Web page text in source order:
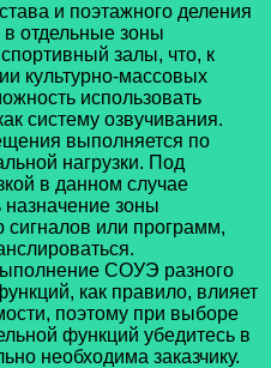
и поэтажного деления
отдельные зоны
залы, что, к
культурно-массовых
использовать
систему озвучивания.
выполняется по
нагрузки. Под
в данном случае
назначение зоны
или программ,
СОУЭ разного
как правило, влияет
поэтому при выборе
функций убедитесь в
необходима заказчику.